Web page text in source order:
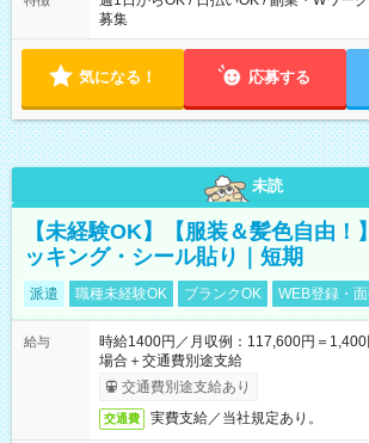
募集
気になる！ 応募する
未読
【未経験OK】【服装＆髪色自由！
ッキング・シール貼り｜短期
派遣 職種未経験OK ブランクOK WEB登録・
給与
時給1400円／月収例：117,600円＝
場合＋交通費別途支給
交通費別途支給あり
交通費 実費支給／当社規定あり。